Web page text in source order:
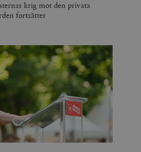
krig mot den privata
fortsätter